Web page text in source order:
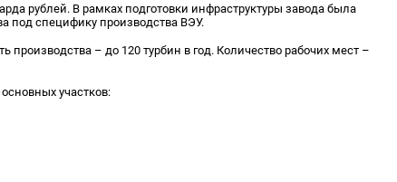
рублей. В рамках подготовки инфраструктуры завода была
под специфику производства ВЭУ.
– до 120 турбин в год. Количество рабочих мест –
участков: